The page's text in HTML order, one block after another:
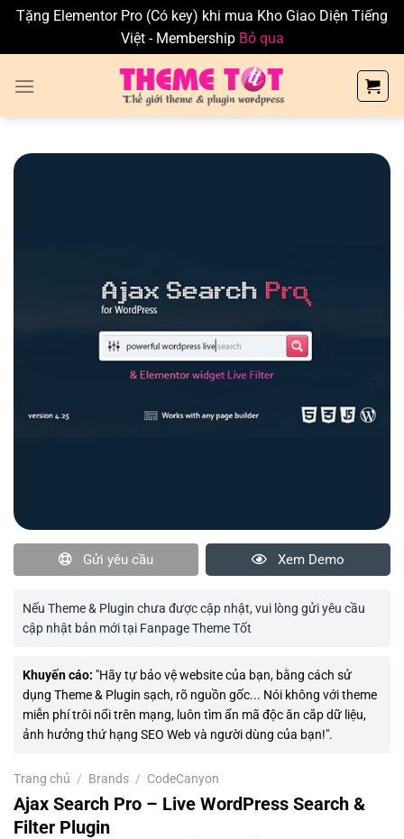
Tặng Elementor Pro (Có key) khi mua Kho Giao Diện Tiếng
Việt - Membership Bỏ qua
Gửi yêu cầu Xem Demo
Nếu Theme & Plugin chưa được cập nhật, vui lòng gửi yêu cầu
cập nhật bản mới tại Fanpage Theme Tốt
Khuyến cáo: "Hãy tự bảo vệ website của bạn, bằng cách sử
dụng Theme & Plugin sạch, rõ nguồn gốc... Nói không với theme
miễn phí trôi nổi trên mạng, luôn tìm ẩn mã độc ăn cắp dữ liệu,
ảnh hưởng thứ hạng SEO Web và người dùng của bạn!".
Trang chủ / Brands / CodeCanyon
Ajax Search Pro – Live WordPress Search &
Filter Plugin